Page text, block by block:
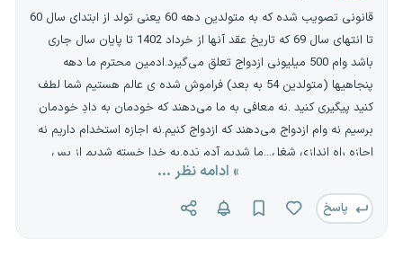
قانونی تصویب شده که به متولدین دهه 60 یعنی تولد از ابتدای سال 60
تا انتهای سال 69 که تاریخ عقد آنها از خرداد 1402 تا پایان سال جاری
باشد وام 500 میلیونی ازدواج تعلق می‌گیرد.ادمین محترم ما دهه
پنجاهیها (متولدین 54 به بعد) فراموش شده ی عالم هستیم شما لطف
کنید پیگیری کنید .نه معافی به ما می‌دهند که خودمان به دادِ خودمان
برسیم نه وام ازدواج می‌دهند که ازدواج کنیم.نه اجازه استخدام داریم نه
اجازه راه اندازی شغل...ما شدیم آدم بَده.به خدا خسته شدیم از بس
هیچکس صدامون را نمیشنوه.» ادامه نظر ...
پاسخ